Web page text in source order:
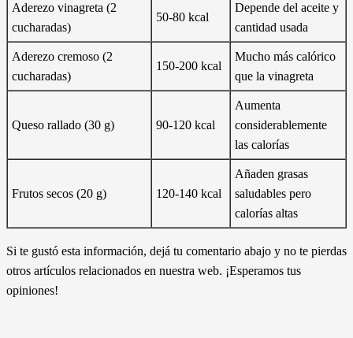
Aderezo vinagreta (2
cucharadas)
50-80 kcal
Depende del aceite y
cantidad usada
Aderezo cremoso (2
cucharadas)
150-200 kcal
Mucho más calórico
que la vinagreta
Queso rallado (30 g) 90-120 kcal
Aumenta
considerablemente
las calorías
Frutos secos (20 g) 120-140 kcal
Añaden grasas
saludables pero
calorías altas
Si te gustó esta información, dejá tu comentario abajo y no te pierdas
otros artículos relacionados en nuestra web. ¡Esperamos tus
opiniones!